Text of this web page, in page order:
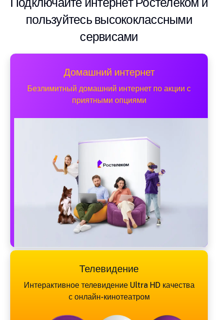
пользуйтесь высококлассными
сервисами
Домашний интернет
Безлимитный домашний интернет по акции с
приятными опциями
Телевидение
Интерактивное телевидение Ultra HD качества
с онлайн-кинотеатром